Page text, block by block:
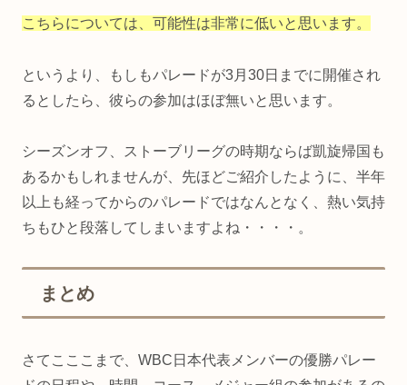
こちらについては、可能性は非常に低いと思います。
というより、もしもパレードが3月30日までに開催され
るとしたら、彼らの参加はほぼ無いと思います。
シーズンオフ、ストーブリーグの時期ならば凱旋帰国も
あるかもしれませんが、先ほどご紹介したように、半年
以上も経ってからのパレードではなんとなく、熱い気持
ちもひと段落してしまいますよね・・・・。
まとめ
さてこここまで、WBC日本代表メンバーの優勝パレー